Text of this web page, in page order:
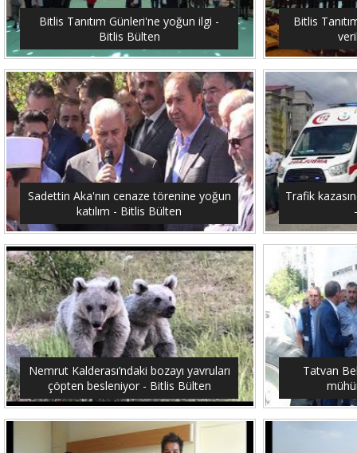
Bitlis Tanıtım Günleri'ne yoğun ilgi -
Bitlis Bülten
Bitlis
Sadettin Aka'nın cenaze törenine yoğun
katılım - Bitlis Bülten
Trafik
Nemrut Kalderası’ndaki bozayı yavruları
çöpten besleniyor - Bitlis Bülten
Tatvan